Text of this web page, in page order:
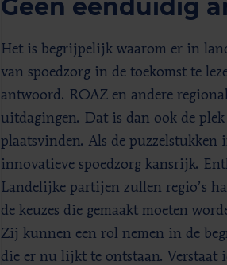
Geen eenduidig
Het is begrijpelijk waarom er in
van spoedzorg in de toekomst te
antwoord. ROAZ en andere
uitdagingen. Dat is dan ook de
plaatsvinden. Als de puzzelstukken
innovatieve spoedzorg kansrijk.
Landelijke partijen zullen regio’s
de keuzes die gemaakt moeten
Zij kunnen een rol nemen in de
die er nu lijkt te ontstaan. Verstaat